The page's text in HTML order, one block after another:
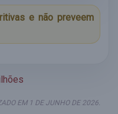
e não preveem
EM 1 DE JUNHO DE 2026.